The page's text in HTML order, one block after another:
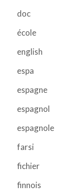
doc
école
english
espa
espagne
espagnol
espagnole
farsi
fichier
finnois